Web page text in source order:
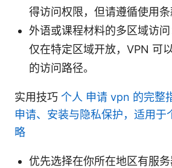
得访问权限，但请遵循使用条
外语或课程材料的多区域访
仅在特定区域开放，VPN 可
的访问路径。
实用技巧 个人 申请 vpn 的完整
申请、安装与隐私保护，适用于
略
优先选择在你所在地区有服